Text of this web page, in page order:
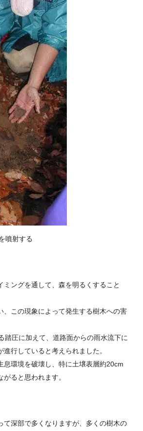
噴射する
ングを通して、森を明るくすること
、この現象によって発生する樹木への害
踏圧に加えて、道路面からの雨水流下に
行していると考えられました。
環境を破壊し、特に土壌表層約20cm
ると思われます。
深部で多くなりますが、多くの樹木の